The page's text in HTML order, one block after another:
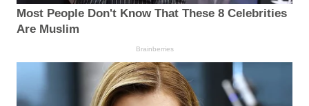
Most People Don't Know That These 8 Celebrities
Are Muslim
Brainberries